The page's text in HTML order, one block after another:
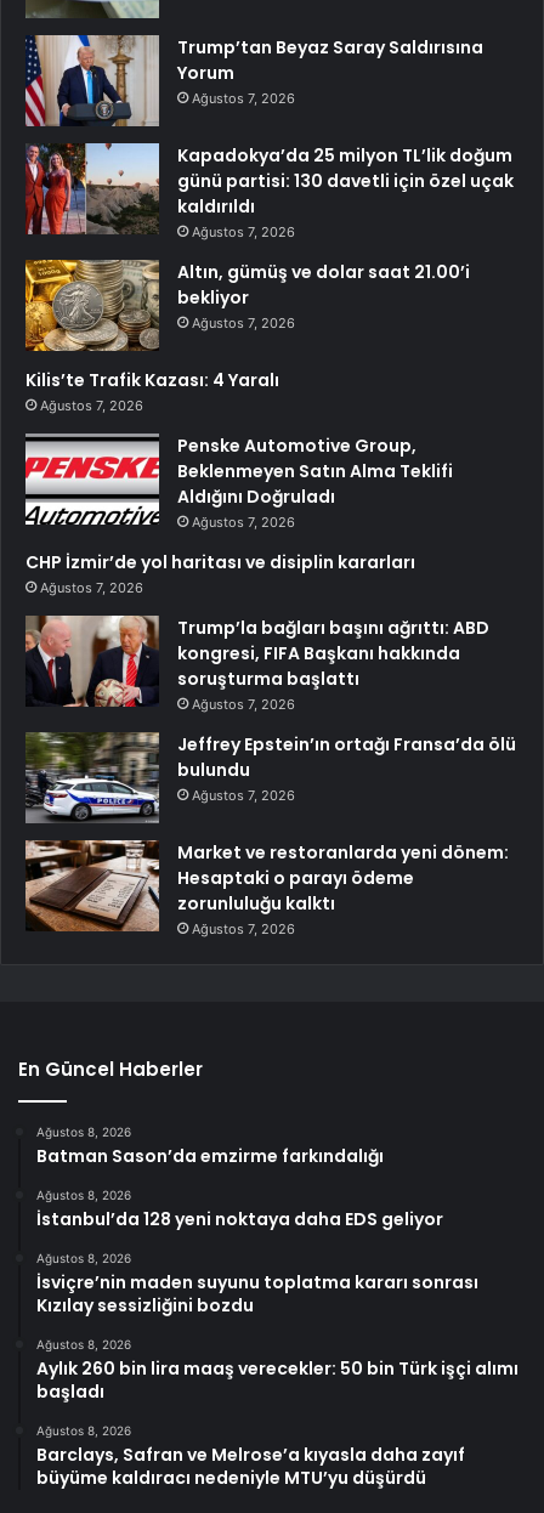
Trump’tan Beyaz Saray Saldırısına
Yorum
Ağustos 7, 2026
Kapadokya’da 25 milyon TL’lik doğum
günü partisi: 130 davetli için özel uçak
kaldırıldı
Ağustos 7, 2026
Altın, gümüş ve dolar saat 21.00’i
bekliyor
Ağustos 7, 2026
Kilis’te Trafik Kazası: 4 Yaralı
Ağustos 7, 2026
Penske Automotive Group,
Beklenmeyen Satın Alma Teklifi
Aldığını Doğruladı
Ağustos 7, 2026
CHP İzmir’de yol haritası ve disiplin kararları
Ağustos 7, 2026
Trump’la bağları başını ağrıttı: ABD
kongresi, FIFA Başkanı hakkında
soruşturma başlattı
Ağustos 7, 2026
Jeffrey Epstein’ın ortağı Fransa’da ölü
bulundu
Ağustos 7, 2026
Market ve restoranlarda yeni dönem:
Hesaptaki o parayı ödeme
zorunluluğu kalktı
Ağustos 7, 2026
En Güncel Haberler
Ağustos 8, 2026
Batman Sason’da emzirme farkındalığı
Ağustos 8, 2026
İstanbul’da 128 yeni noktaya daha EDS geliyor
Ağustos 8, 2026
İsviçre’nin maden suyunu toplatma kararı sonrası
Kızılay sessizliğini bozdu
Ağustos 8, 2026
Aylık 260 bin lira maaş verecekler: 50 bin Türk işçi alımı
başladı
Ağustos 8, 2026
Barclays, Safran ve Melrose’a kıyasla daha zayıf
büyüme kaldıracı nedeniyle MTU’yu düşürdü